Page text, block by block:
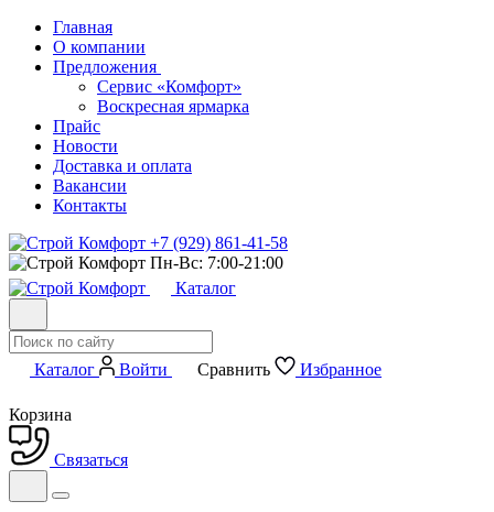
Главная
О компании
Предложения
Сервис «Комфорт»
Воскресная ярмарка
Прайс
Новости
Доставка и оплата
Вакансии
Контакты
+7 (929) 861-41-58
Пн-Вс: 7:00-21:00
Каталог
Каталог Войти Сравнить Избранное
Корзина
Связаться